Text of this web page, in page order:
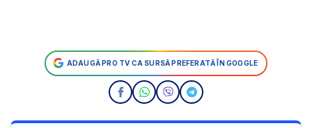
ADAUGĂ PRO TV CA SURSĂ PREFERATĂ ÎN GOOGLE